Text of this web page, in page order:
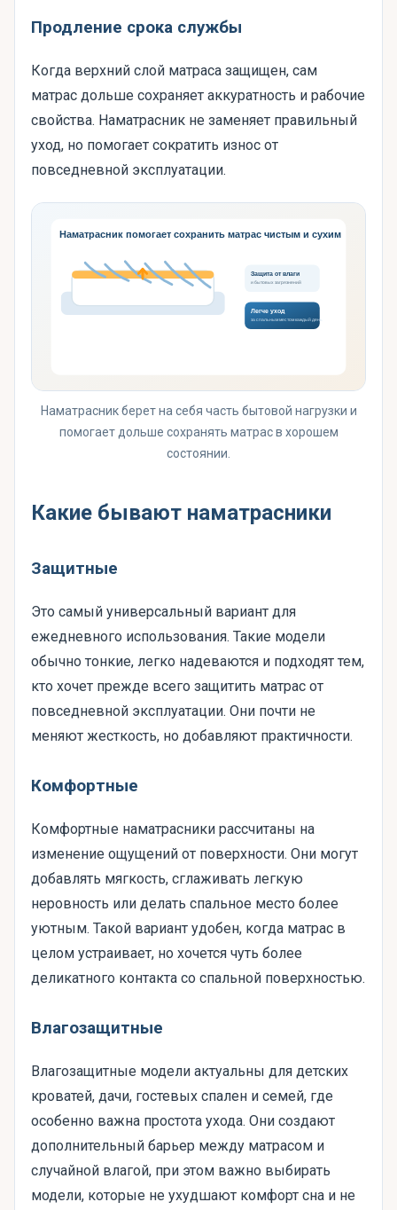
Продление срока службы
Когда верхний слой матраса защищен, сам
матрас дольше сохраняет аккуратность и рабочие
свойства. Наматрасник не заменяет правильный
уход, но помогает сократить износ от
повседневной эксплуатации.
Наматрасник берет на себя часть бытовой нагрузки и
помогает дольше сохранять матрас в хорошем
состоянии.
Какие бывают наматрасники
Защитные
Это самый универсальный вариант для
ежедневного использования. Такие модели
обычно тонкие, легко надеваются и подходят тем,
кто хочет прежде всего защитить матрас от
повседневной эксплуатации. Они почти не
меняют жесткость, но добавляют практичности.
Комфортные
Комфортные наматрасники рассчитаны на
изменение ощущений от поверхности. Они могут
добавлять мягкость, сглаживать легкую
неровность или делать спальное место более
уютным. Такой вариант удобен, когда матрас в
целом устраивает, но хочется чуть более
деликатного контакта со спальной поверхностью.
Влагозащитные
Влагозащитные модели актуальны для детских
кроватей, дачи, гостевых спален и семей, где
особенно важна простота ухода. Они создают
дополнительный барьер между матрасом и
случайной влагой, при этом важно выбирать
модели, которые не ухудшают комфорт сна и не